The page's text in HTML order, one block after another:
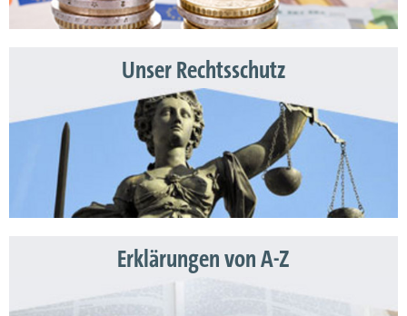
Unser Rechtsschutz
Erklärungen von A-Z